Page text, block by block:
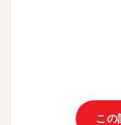
この